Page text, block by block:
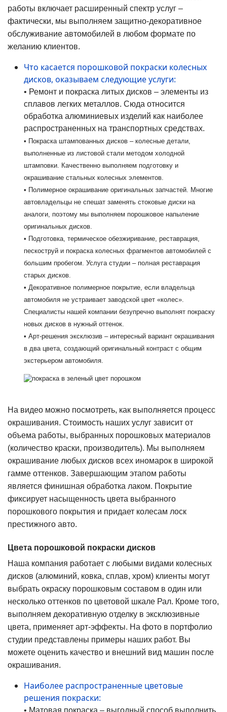
работы включает расширенный спектр услуг –
фактически, мы выполняем защитно-декоративное
обслуживание автомобилей в любом формате по
желанию клиентов.
Что касается порошковой покраски колесных
дисков, оказываем следующие услуги:
• Ремонт и покраска литых дисков – элементы из
сплавов легких металлов. Сюда относится
обработка алюминиевых изделий как наиболее
распространенных на транспортных средствах.
• Покраска штампованных дисков – колесные детали,
выполненные из листовой стали методом холодной
штамповки. Качественно выполняем подготовку и
окрашивание стальных колесных элементов.
• Полимерное окрашивание оригинальных запчастей. Многие
автовладельцы не спешат заменять стоковые диски на
аналоги, поэтому мы выполняем порошковое напыление
оригинальных дисков.
• Подготовка, термическое обезжиривание, реставрация,
пескоструй и покраска колесных фрагментов автомобилей с
большим пробегом. Услуга студии – полная реставрация
старых дисков.
• Декоративное полимерное покрытие, если владельца
автомобиля не устраивает заводской цвет «колес».
Специалисты нашей компании безупречно выполнят покраску
новых дисков в нужный оттенок.
• Арт-решения эксклюзив – интересный вариант окрашивания
в два цвета, создающий оригинальный контраст с общим
экстерьером автомобиля.
На видео можно посмотреть, как выполняется процесс
окрашивания. Стоимость наших услуг зависит от
объема работы, выбранных порошковых материалов
(количество краски, производитель). Мы выполняем
окрашивание любых дисков всех иномарок в широкой
гамме оттенков. Завершающим этапом работы
является финишная обработка лаком. Покрытие
фиксирует насыщенность цвета выбранного
порошкового покрытия и придает колесам лоск
престижного авто.
Цвета порошковой покраски дисков
Наша компания работает с любыми видами колесных
дисков (алюминий, ковка, сплав, хром) клиенты могут
выбрать окраску порошковым составом в один или
несколько оттенков по цветовой шкале Рал. Кроме того,
выполняем декоративную отделку в эксклюзивные
цвета, применяет арт-эффекты. На фото в портфолио
студии представлены примеры наших работ. Вы
можете оценить качество и внешний вид машин после
окрашивания.
Наиболее распространенные цветовые
решения покраски:
• Матовая покраска – выгодный способ выполнить